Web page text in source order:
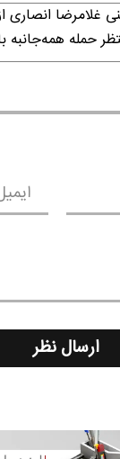
انصاری
حمله همه‌جانبه
ارسال نظر